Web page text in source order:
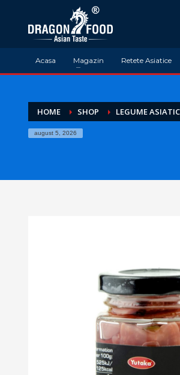
Acasa Magazin Retete Asiatice
HOME SHOP LEGUME
august 5, 2026